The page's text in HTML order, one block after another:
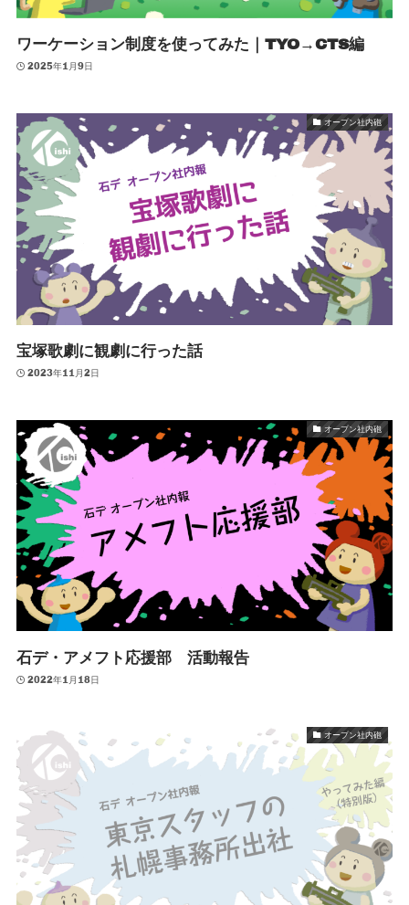
ワーケーション制度を使ってみた｜TYO→CTS編
2025年1月9日
オープン社内砲
宝塚歌劇に観劇に行った話
2023年11月2日
オープン社内砲
石デ・アメフト応援部 活動報告
2022年1月18日
オープン社内砲